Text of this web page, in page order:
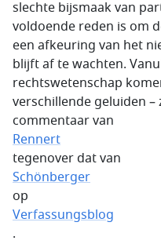
slechte bijsmaak van
voldoende reden is om
een afkeuring van het
blijft af te wachten.
rechtswetenschap
verschillende geluiden
commentaar van
Rennert
tegenover dat van
Schönberger
op
Verfassungsblog
.